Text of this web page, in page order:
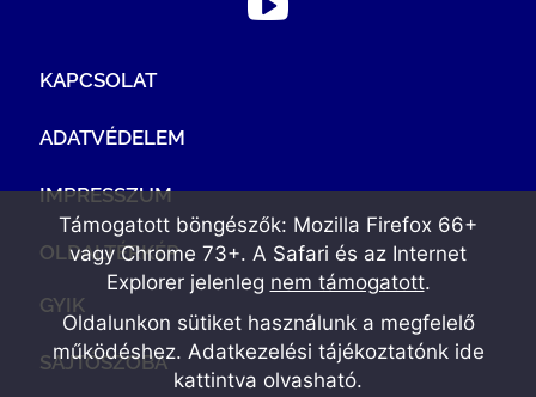
KAPCSOLAT
ADATVÉDELEM
IMPRESSZUM
OLDALTÉRKÉP
GYIK
SAJTÓSZOBA
Támogatott böngészők: Mozilla Firefox 66+
vagy Chrome 73+. A Safari és az Internet
Explorer jelenleg nem támogatott.
Oldalunkon sütiket használunk a megfelelő
működéshez. Adatkezelési tájékoztatónk ide
kattintva olvasható.